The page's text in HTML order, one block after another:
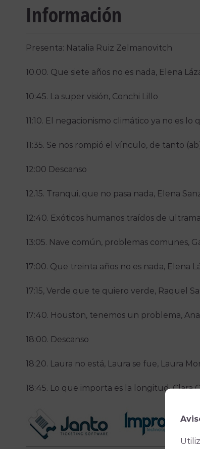
Información
Presenta: Natalia Ruiz Zelmanovitch
10.00. Que siete años no es nada, Elena
10:45. La super visión, Conchi Lillo
11:10. El negacionismo climático ya no es
11:35. Se nos rompió el vínculo, de tanto
12:00 Descanso
12.15. Tranqui, que no pasa nada, Elena
12:40. Exóticos humanos traídos de
13:05. Nave común, problemas comunes,
17:00. Que treinta años no es nada, Elena
17:15, Verde que te quiero verde, Raquel
17:40. Houston, tenemos un problema,
18:00. Descanso
18:20. Laura no está, Laura se fue, Laura
18:45. Lo que importa es la longitud, Clara